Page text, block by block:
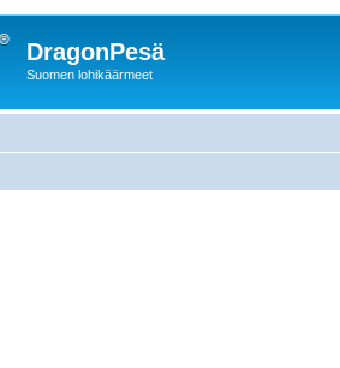
DragonPesä
Suomen lohikäärmeet